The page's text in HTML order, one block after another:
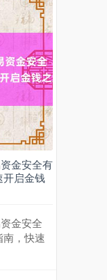
金安全有
开启金钱
金安全
，快速